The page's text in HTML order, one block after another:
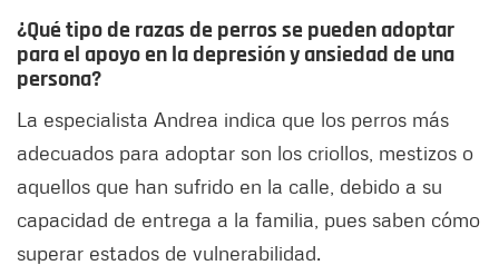
¿Qué tipo de razas de perros se pueden adoptar
para el apoyo en la depresión y ansiedad de una
persona?
La especialista Andrea indica que los perros más
adecuados para adoptar son los criollos, mestizos o
aquellos que han sufrido en la calle, debido a su
capacidad de entrega a la familia, pues saben cómo
superar estados de vulnerabilidad.